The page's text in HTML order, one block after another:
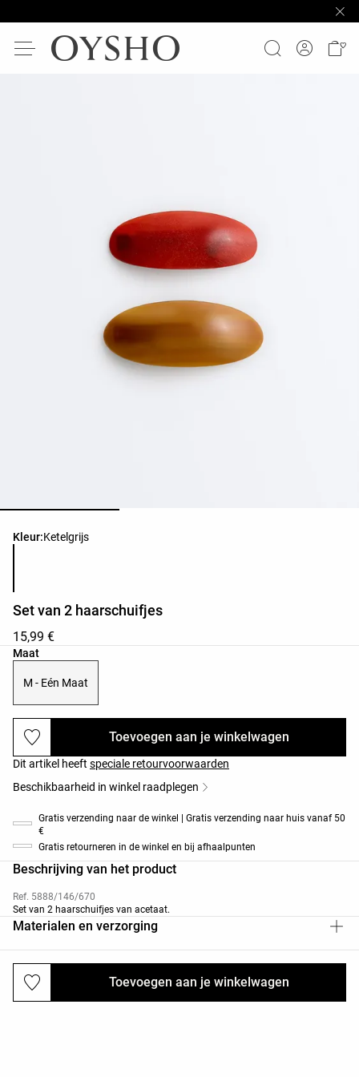
Kleur:Ketelgrijs
Lijst met productkleuren
Set van 2 haarschuifjes
15,99 €
Maat
Lijst met productmaten
M - Eén Maat
Toevoegen aan je winkelwagen
Toevoegen aan je winkelwagen
Dit artikel heeft speciale retourvoorwaarden
Beschikbaarheid in winkel raadplegen
Gratis verzending naar de winkel | Gratis verzending naar huis vanaf 50
€
Gratis retourneren in de winkel en bij afhaalpunten
Beschrijving van het product
Ref. 5888/146/670
Set van 2 haarschuifjes van acetaat.
Materialen en verzorging
Verzendingen en retourneringen